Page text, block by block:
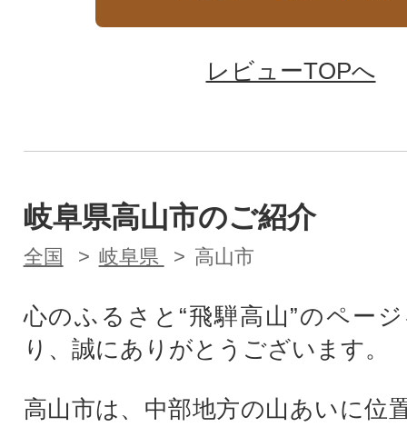
レビューTOPへ
岐阜県高山市のご紹介
全国 岐阜県 高山市
心のふるさと“飛騨高山”のペー
り、誠にありがとうございます。
高山市は、中部地方の山あいに位